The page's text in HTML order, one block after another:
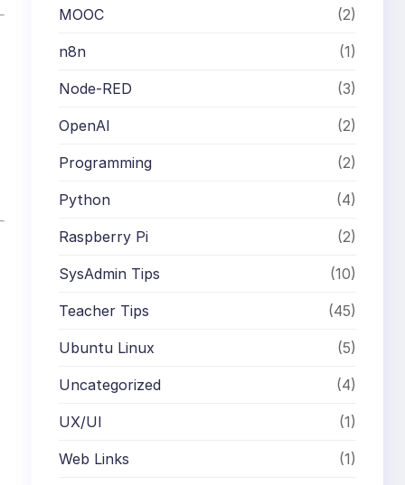
MOOC (2)
n8n (1)
Node-RED (3)
OpenAI (2)
Programming (2)
Python (4)
Raspberry Pi (2)
SysAdmin Tips (10)
Teacher Tips (45)
Ubuntu Linux (5)
Uncategorized (4)
UX/UI (1)
Web Links (1)